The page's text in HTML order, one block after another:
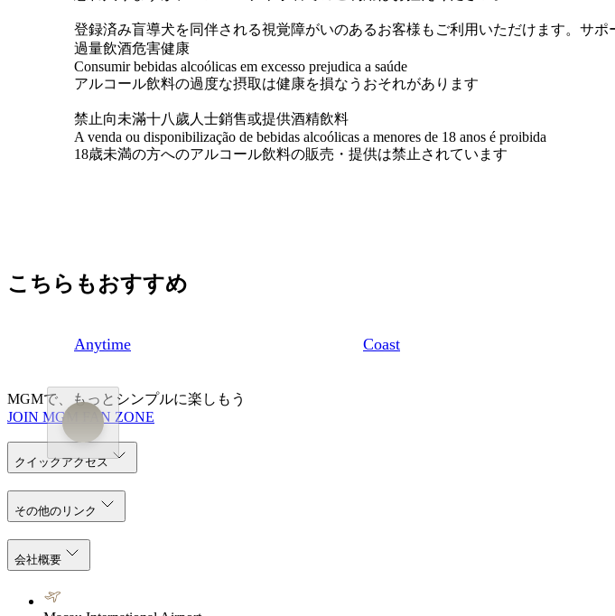
登録済み盲導犬を同伴される視覚障がいのあるお客様もご利用いただけます。サ
過量飲酒危害健康
Consumir bebidas alcoólicas em excesso prejudica a saúde
アルコール飲料の過度な摂取は健康を損なうおそれがあります
禁止向未滿十八歲人士銷售或提供酒精飲料
A venda ou disponibilização de bebidas alcoólicas a menores de 18 anos é proibida
18歳未満の方へのアルコール飲料の販売・提供は禁止されています
こちらもおすすめ
Anytime Coast
MGMで、もっとシンプルに楽しもう
JOIN MGM FAN ZONE
クイックアクセス
その他のリンク
会社概要